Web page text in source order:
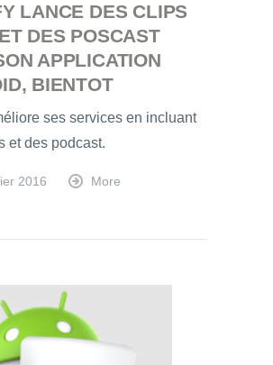
LANCE DES CLIPS
DES POSCAST
APPLICATION
BIENTOT
ses services en incluant
et des podcast.
2016 More